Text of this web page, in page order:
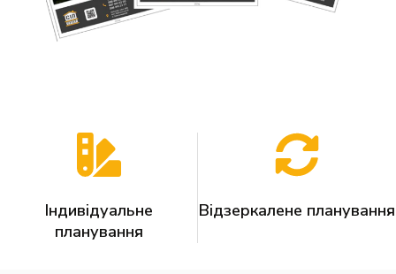
Індивідуальне
планування
Відзеркалене планування